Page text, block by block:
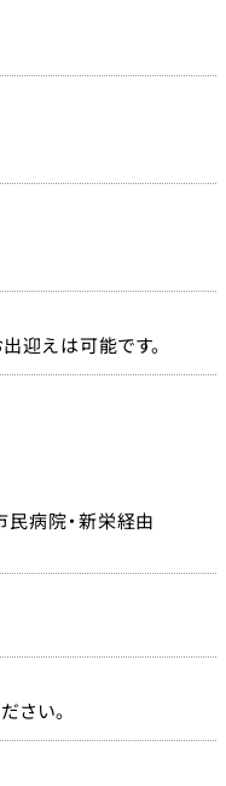
迎えは可能です。
民病院・新栄経由
さい。